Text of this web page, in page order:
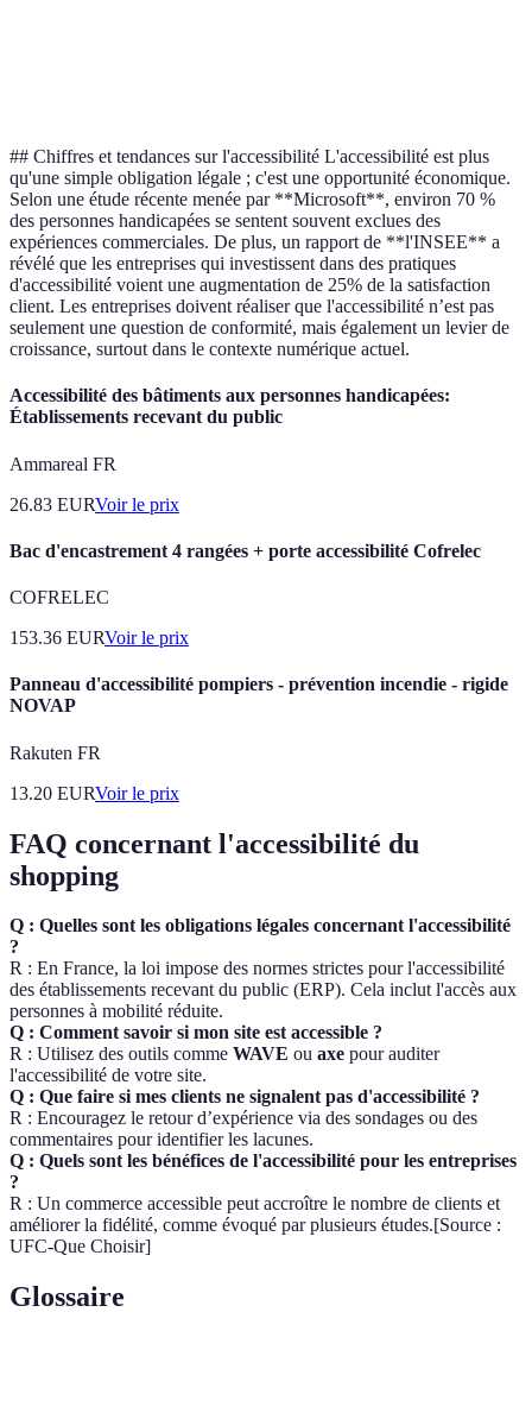
## Chiffres et tendances sur l'accessibilité L'accessibilité est plus
qu'une simple obligation légale ; c'est une opportunité économique.
Selon une étude récente menée par **Microsoft**, environ 70 %
des personnes handicapées se sentent souvent exclues des
expériences commerciales. De plus, un rapport de **l'INSEE** a
révélé que les entreprises qui investissent dans des pratiques
d'accessibilité voient une augmentation de 25% de la satisfaction
client. Les entreprises doivent réaliser que l'accessibilité n’est pas
seulement une question de conformité, mais également un levier de
croissance, surtout dans le contexte numérique actuel.
Accessibilité des bâtiments aux personnes handicapées:
Établissements recevant du public
Ammareal FR
26.83 EURVoir le prix
Bac d'encastrement 4 rangées + porte accessibilité Cofrelec
COFRELEC
153.36 EURVoir le prix
Panneau d'accessibilité pompiers - prévention incendie - rigide
NOVAP
Rakuten FR
13.20 EURVoir le prix
FAQ concernant l'accessibilité du
shopping
Q : Quelles sont les obligations légales concernant l'accessibilité
?
R : En France, la loi impose des normes strictes pour l'accessibilité
des établissements recevant du public (ERP). Cela inclut l'accès aux
personnes à mobilité réduite.
Q : Comment savoir si mon site est accessible ?
R : Utilisez des outils comme WAVE ou axe pour auditer
l'accessibilité de votre site.
Q : Que faire si mes clients ne signalent pas d'accessibilité ?
R : Encouragez le retour d’expérience via des sondages ou des
commentaires pour identifier les lacunes.
Q : Quels sont les bénéfices de l'accessibilité pour les entreprises
?
R : Un commerce accessible peut accroître le nombre de clients et
améliorer la fidélité, comme évoqué par plusieurs études.[Source :
UFC-Que Choisir]
Glossaire